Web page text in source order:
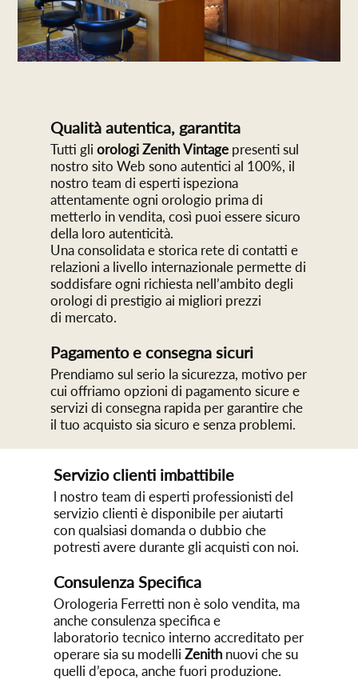
Qualità autentica, garantita
Tutti gli orologi Zenith Vintagepresenti sul
nostro sito Web sono autentici al 100%, il
nostro team di esperti ispeziona
attentamente ogni orologio prima di
metterlo in vendita, così puoi essere sicuro
della loro autenticità.
Una consolidata e storica rete di contatti e
relazioni a livello internazionale permette di
soddisfare ogni richiesta nell’ambito degli
orologi di prestigio ai migliori prezzi
di mercato.
Pagamento e consegna sicuri
Prendiamo sul serio la sicurezza, motivo per
cui offriamo opzioni di pagamento sicure e
servizi di consegna rapida per garantire che
il tuo acquisto sia sicuro e senza problemi.
Servizio clienti imbattibile
l nostro team di esperti professionisti del
servizio clienti è disponibile per aiutarti
con qualsiasi domanda o dubbio che
potresti avere durante gli acquisti con noi.
Consulenza Specifica
Orologeria Ferretti non è solo vendita, ma
anche consulenza specifica e
laboratorio tecnico interno accreditato per
operare sia su modelliZenith nuovi che su
quelli d’epoca, anche fuori produzione.